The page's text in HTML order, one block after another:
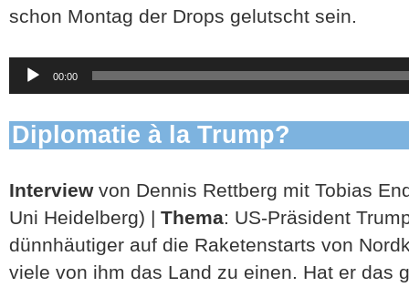
schon Montag der Drops gelutscht sein.
Audio-
Player
00:00
Diplomatie à la Trump?
Interviewvon Dennis Rettberg mit Tobias
Uni Heidelberg) | Thema: US-Präsident
dünnhäutiger auf die Raketenstarts von
viele von ihm das Land zu einen. Hat er das